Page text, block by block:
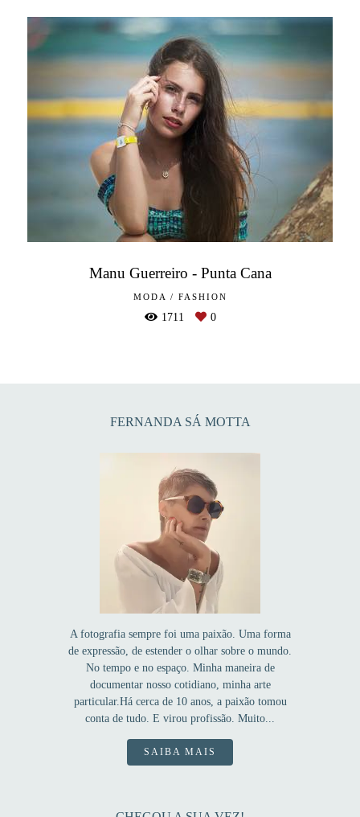
Manu Guerreiro - Punta Cana
MODA / FASHION
1711 0
FERNANDA SÁ MOTTA
A fotografia sempre foi uma paixão. Uma forma
de expressão, de estender o olhar sobre o mundo.
No tempo e no espaço. Minha maneira de
documentar nosso cotidiano, minha arte
particular.Há cerca de 10 anos, a paixão tomou
conta de tudo. E virou profissão. Muito...
SAIBA MAIS